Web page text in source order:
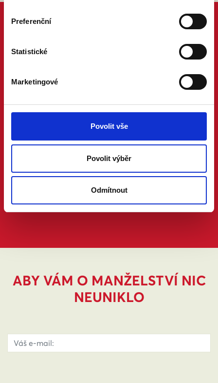
Preferenční
Statistické
Marketingové
Povolit vše
Povolit výběr
Odmítnout
ABY VÁM O MANŽELSTVÍ NIC
NEUNIKLO